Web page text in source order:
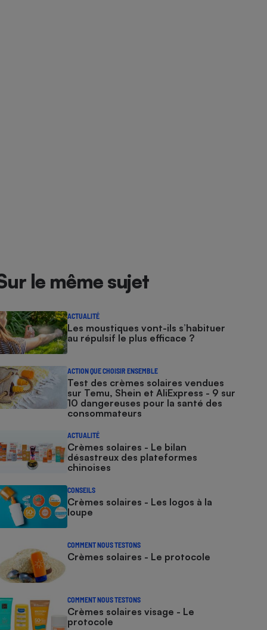
le même sujet
ACTUALITÉ
Les moustiques vont-ils s’habituer
au répulsif le plus efficace ?
ACTION QUE CHOISIR ENSEMBLE
Test des crèmes solaires vendues
sur Temu, Shein et AliExpress - 9 sur
10 dangereuses pour la santé des
consommateurs
ACTUALITÉ
Crèmes solaires - Le bilan
désastreux des plateformes
chinoises
CONSEILS
Crèmes solaires - Les logos à la
loupe
COMMENT NOUS TESTONS
Crèmes solaires - Le protocole
COMMENT NOUS TESTONS
Crèmes solaires visage - Le
protocole